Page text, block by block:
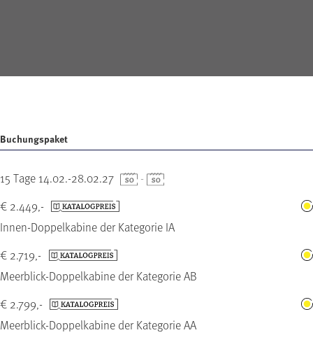
Buchungspaket
15 Tage 14.02.-28.02.27 -
Innen-Doppelkabine der Kategorie IA
€ 2.449,-
Meerblick-Doppelkabine der Kategorie AB
€ 2.719,-
Meerblick-Doppelkabine der Kategorie AA
€ 2.799,-